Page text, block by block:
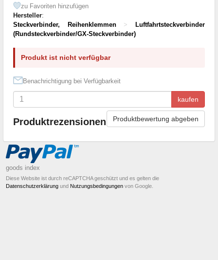
zu Favoriten hinzufügen
Hersteller:
Steckverbinder, Reihenklemmen
>
Luftfahrtsteckverbinder
(Rundsteckverbinder/GX-Steckverbinder)
Produkt ist nicht verfügbar
Benachrichtigung bei Verfügbarkeit
kaufen
Produktrezensionen Produktbewertung abgeben
goods index
Diese Website ist durch reCAPTCHA geschützt und es gelten die
Datenschutzerklärung und Nutzungsbedingungen von Google.